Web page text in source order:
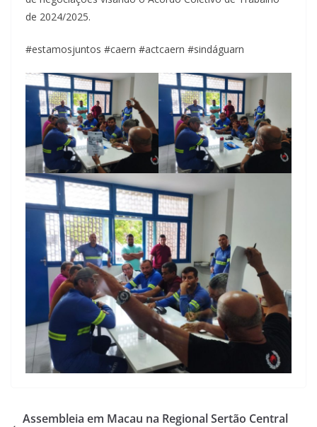
de 2024/2025.
#estamosjuntos #caern #actcaern #sindáguarn
Assembleia em Macau na Regional Sertão Central